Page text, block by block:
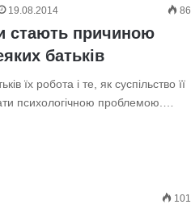
19.08.2014 86
стають причиною
батьків
їх робота і те, як суспільство її
психологічною проблемою.…
101